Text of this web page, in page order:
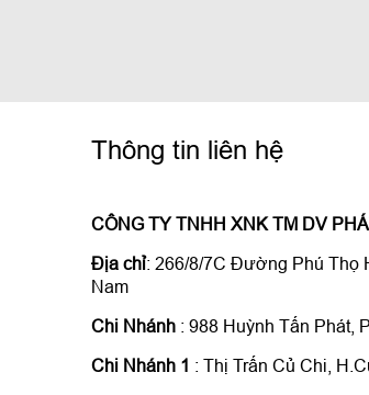
Thông tin liên hệ
CÔNG TY TNHH XNK TM DV
Địa chỉ: 266/8/7C Đường Phú Thọ
Nam
Chi Nhánh : 988 Huỳnh Tấn Phát,
Chi Nhánh 1 : Thị Trấn Củ Chi,